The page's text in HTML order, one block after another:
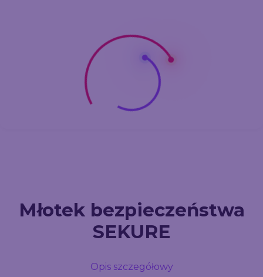
Młotek bezpieczeństwa
SEKURE
Opis szczegółowy